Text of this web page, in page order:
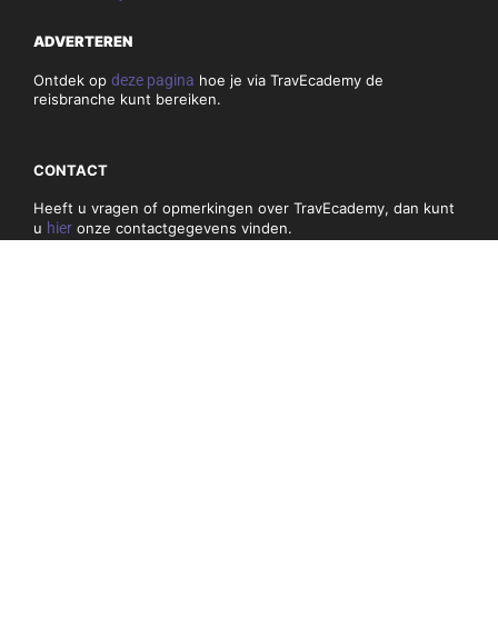
ADVERTEREN
Ontdek op deze pagina hoe je via TravEcademy de
reisbranche kunt bereiken.
CONTACT
Heeft u vragen of opmerkingen over TravEcademy, dan kunt
u hier onze contactgegevens vinden.